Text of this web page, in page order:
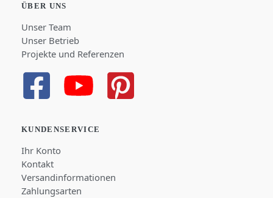
ÜBER UNS
Unser Team
Unser Betrieb
Projekte und Referenzen
KUNDENSERVICE
Ihr Konto
Kontakt
Versandinformationen
Zahlungsarten